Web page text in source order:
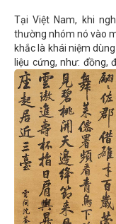
Tại Việt Nam, khi
thường nhóm nó vào
khắc là khái niệm
liệu cứng, như: đồng,
nhau, có thể là một
bài kí dài. Khái
phương thức tạo tác